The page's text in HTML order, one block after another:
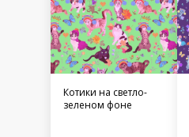
Котики на светло-
зеленом фоне